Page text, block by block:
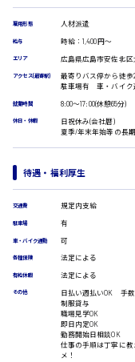
データ入力
コールセンターオペレーター
経理事務
営業事務
受付事務
医療事務
翻訳、通訳
DTPオペレーター
CADオペレーター
WEBデザイナー
校正・編集
システムエンジニア
プログラマー
販売・サービス・フード系
経営企画
広島市安佐南区
広島市安佐北区
広島市安芸区
時給1400円～
時給制すべて
雇用形態 人材派遣
給与 時給：1,400円～
エリア 広島県広島市安佐北区
アクセス(最寄駅)
最寄りバス停から徒歩
駐車場有 車・バイク
就業時間 8:00〜17:00(休憩65分)
休日・休暇
日祝休み(会社暦)
夏季/年末年始等の長
待遇・福利厚生
交通費 規定内支給
駐車場 有
車・バイク通勤 可
各種保険 法定による
有給休暇 法定による
その他
日払い週払いOK 手数
制服貸与
職場見学OK
即日内定OK
勤務開始日相談OK
仕事の手順は丁寧に
メ！